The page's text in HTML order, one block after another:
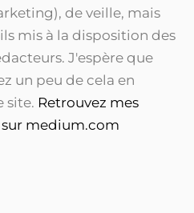
de veille, mais
mis à la disposition des
J'espère que
un peu de cela en
site. Retrouvez mes
medium.com